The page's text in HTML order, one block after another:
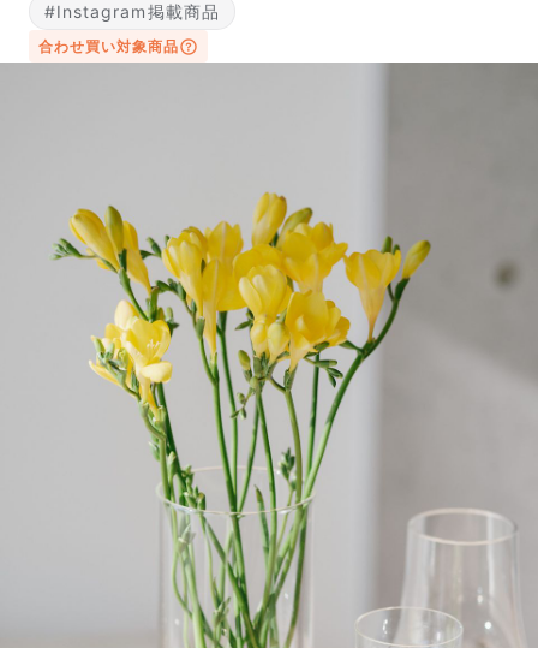
までご連絡ください。ご返金にて補償いたします。
写真と同じものが届く？
商品ページに掲載している写真は、実際にお届けする商
品を撮影したものです。お花は生き物なので、どうして
も色味やサイズ・咲き方に個体差はありますが、できる
だけ写真のイメージに近いものをお届けできるように人
の目でチェックをしています。
#Instagram掲載商品
合わせ買い対象商品